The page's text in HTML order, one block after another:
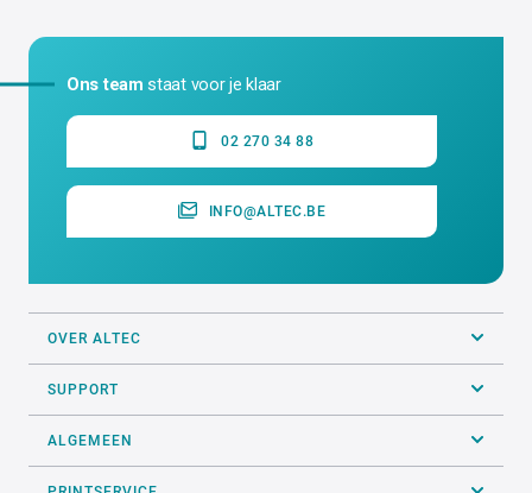
Ons team staat voor je klaar
02 270 34 88
INFO@ALTEC.BE
OVER ALTEC
SUPPORT
ALGEMEEN